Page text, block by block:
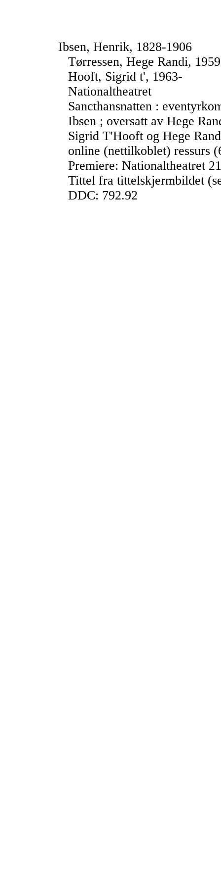
Ibsen, Henrik, 1828-1906
Tørressen, Hege Randi,
Hooft, Sigrid t', 1963-
Nationaltheatret
Sancthansnatten :
Ibsen ; oversatt av Hege
Sigrid T'Hooft og Hege
online (nettilkoblet) ressurs
Premiere: Nationaltheatret
Tittel fra tittelskjermbildet
DDC: 792.92